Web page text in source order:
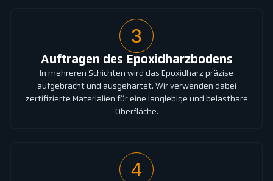
3
Auftragen des Epoxidharzbodens
In mehreren Schichten wird das Epoxidharz präzise
aufgebracht und ausgehärtet. Wir verwenden dabei
zertifizierte Materialien für eine langlebige und belastbare
Oberfläche.
4